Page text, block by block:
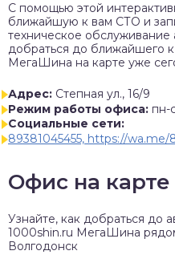
C помощью этой
ближайшую к вам СТО и
техническое обслуживание
добраться до ближайшего
МегаШина на карте уже
Адрес: Степная ул., 16/9
Режим работы офиса: пн-
Социальные сети:
89381045455, https://wa.me/
Офис на карте
Узнайте, как добраться до
1000shin.ru МегаШина
Волгодонск